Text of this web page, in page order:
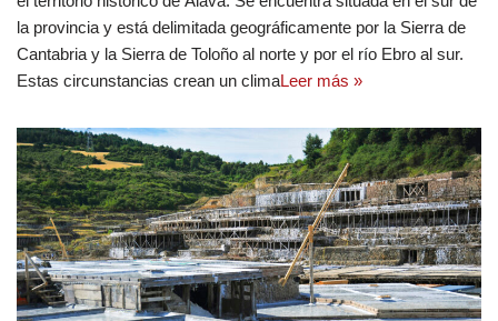
la provincia y está delimitada geográficamente por la Sierra de
Cantabria y la Sierra de Toloño al norte y por el río Ebro al sur.
Estas circunstancias crean un climaLeer más »